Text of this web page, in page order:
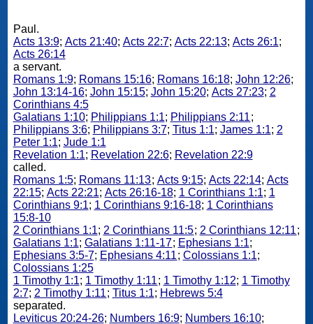
Paul.
Acts 13:9; Acts 21:40; Acts 22:7; Acts 22:13; Acts 26:1;
Acts 26:14
a servant.
Romans 1:9; Romans 15:16; Romans 16:18; John 12:26;
John 13:14-16; John 15:15; John 15:20; Acts 27:23; 2
Corinthians 4:5
Galatians 1:10; Philippians 1:1; Philippians 2:11;
Philippians 3:6; Philippians 3:7; Titus 1:1; James 1:1; 2
Peter 1:1; Jude 1:1
Revelation 1:1; Revelation 22:6; Revelation 22:9
called.
Romans 1:5; Romans 11:13; Acts 9:15; Acts 22:14; Acts
22:15; Acts 22:21; Acts 26:16-18; 1 Corinthians 1:1; 1
Corinthians 9:1; 1 Corinthians 9:16-18; 1 Corinthians
15:8-10
2 Corinthians 1:1; 2 Corinthians 11:5; 2 Corinthians 12:11;
Galatians 1:1; Galatians 1:11-17; Ephesians 1:1;
Ephesians 3:5-7; Ephesians 4:11; Colossians 1:1;
Colossians 1:25
1 Timothy 1:1; 1 Timothy 1:11; 1 Timothy 1:12; 1 Timothy
2:7; 2 Timothy 1:11; Titus 1:1; Hebrews 5:4
separated.
Leviticus 20:24-26; Numbers 16:9; Numbers 16:10;